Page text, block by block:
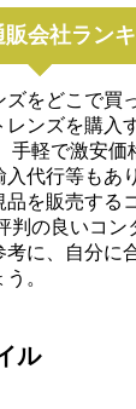
販会社ラン
をどこで買
ンズを購入
手軽で激安価
入代行等もあ
を販売する
判の良いコン
に、自分に
。
ル